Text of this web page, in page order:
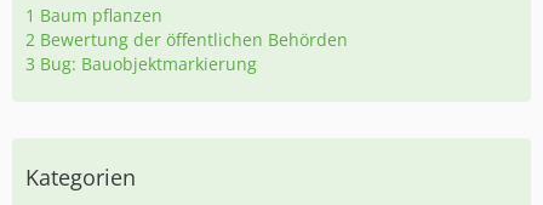
1 Baum pflanzen
2 Bewertung der öffentlichen Behörden
3 Bug: Bauobjektmarkierung
Kategorien